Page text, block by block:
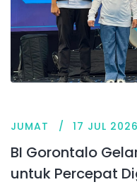
JUMAT 17 JUL 2026
BI Gorontalo
untuk Percepat